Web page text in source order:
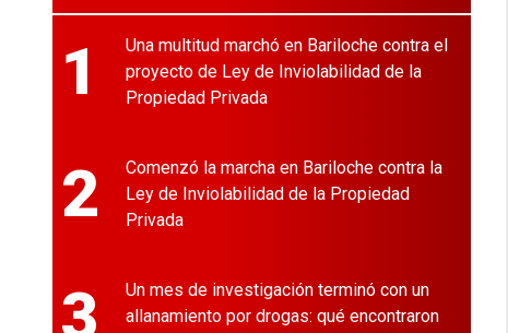
1
Una multitud marchó en Bariloche contra el
proyecto de Ley de Inviolabilidad de la
Propiedad Privada
2
Comenzó la marcha en Bariloche contra la
Ley de Inviolabilidad de la Propiedad
Privada
3
Un mes de investigación terminó con un
allanamiento por drogas: qué encontraron